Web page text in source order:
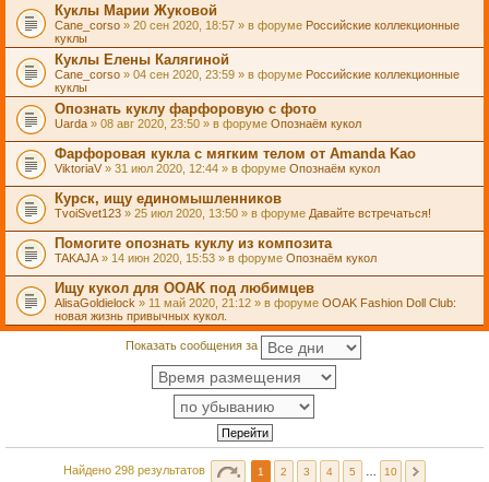
Куклы Марии Жуковой
Cane_corso » 20 сен 2020, 18:57 » в форуме Российские коллекционные
куклы
Куклы Елены Калягиной
Cane_corso » 04 сен 2020, 23:59 » в форуме Российские коллекционные
куклы
Опознать куклу фарфоровую с фото
Uarda » 08 авг 2020, 23:50 » в форуме Опознаём кукол
Фарфоровая кукла с мягким телом от Amanda Kao
ViktoriaV» 31 июл 2020, 12:44 » в форуме Опознаём кукол
Курск, ищу единомышленников
TvoiSvet123 » 25 июл 2020, 13:50 » в форуме Давайте встречаться!
Помогите опознать куклу из композита
TAKAJA » 14 июн 2020, 15:53 » в форуме Опознаём кукол
Ищу кукол для OOAK под любимцев
AlisaGoldielock » 11 май 2020, 21:12 » в форуме OOAK Fashion Doll Club:
новая жизнь привычных кукол.
Показать сообщения за
Найдено 298 результатов 1 2 3 4 5 10